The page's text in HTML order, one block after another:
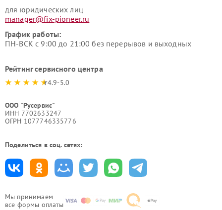
Мы принимаем
все формы оплаты
для юридических лиц
manager@fix-pioneer.ru
График работы:
ПН-ВСК с 9:00 до 21:00 без перерывов и выходных
Рейтинг сервисного центра
4.9-5.0
ООО "Русервис"
ИНН 7702633247
ОГРН 1077746335776
Поделиться в соц. сетях: